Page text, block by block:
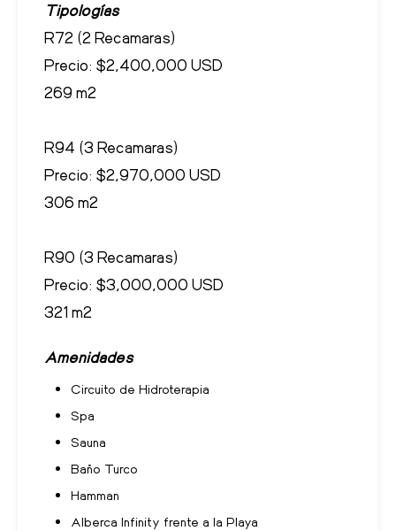
Tipologías
R72 (2 Recamaras)
Precio: $2,400,000 USD
269 m2
R94 (3 Recamaras)
Precio: $2,970,000 USD
306 m2
R90 (3 Recamaras)
Precio: $3,000,000 USD
321 m2
Amenidades
Circuito de Hidroterapia
Spa
Sauna
Baño Turco
Hamman
Alberca Infinity frente a la Playa